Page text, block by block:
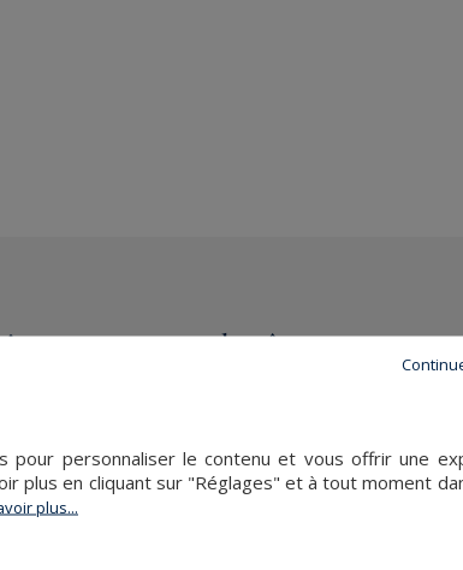
comme on la rêve
d’une Métropole, de plus en plus attractive et
au mieux à vos envies et vos situations
pour personnaliser le contenu et vous offrir une
plus en cliquant sur "Réglages" et à tout moment
plus...